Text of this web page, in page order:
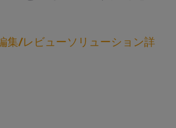
集/レビューソリューション詳